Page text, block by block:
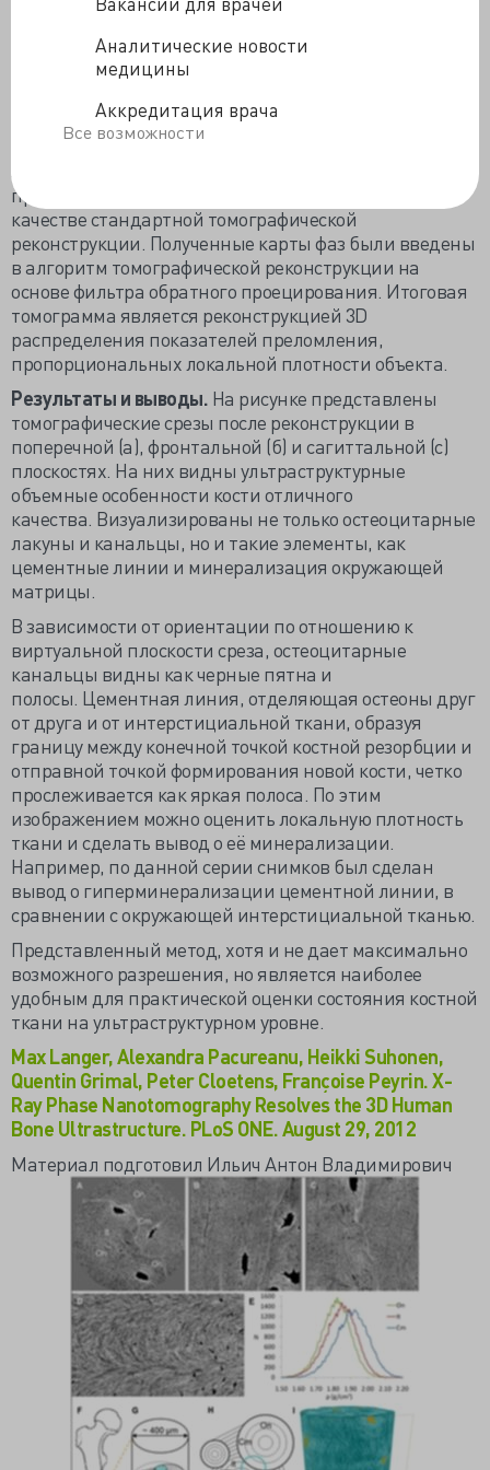
Аналитические новости
медицины
Аккредитация врача
Все возможности
томографического исследования образец
устанавливался на вращающуюся платформу.
Рентгеновский пучок монохроматировался и
фокусировался с помощью рентгеновской зеркальной
оптики в пятно размером 50 × 50 нм
Серия томографических сканирований была
записана в четырех позициях. Изображения не
пригодны для непосредственного использования в
качестве стандартной томографической
реконструкции. Полученные карты фаз были введены
в алгоритм томографической реконструкции на
основе фильтра обратного проецирования. Итоговая
томограмма является реконструкцией 3D
распределения показателей преломления,
пропорциональных локальной плотности объекта.
Результаты и выводы. На рисунке представлены
томографические срезы после реконструкции в
поперечной (а), фронтальной (б) и сагиттальной (с)
плоскостях. На них видны ультраструктурные
объемные особенности кости отличного
качества. Визуализированы не только остеоцитарные
лакуны и канальцы, но и такие элементы, как
цементные линии и минерализация окружающей
матрицы.
В зависимости от ориентации по отношению к
виртуальной плоскости среза, остеоцитарные
канальцы видны как черные пятна и
полосы. Цементная линия, отделяющая остеоны друг
от друга и от интерстициальной ткани, образуя
границу между конечной точкой костной резорбции и
отправной точкой формирования новой кости, четко
прослеживается как яркая полоса. По этим
изображением можно оценить локальную плотность
ткани и сделать вывод о её минерализации.
Например, по данной серии снимков был сделан
вывод о гиперминерализации цементной линии, в
сравнении с окружающей интерстициальной тканью.
Представленный метод, хотя и не дает максимально
возможного разрешения, но является наиболее
удобным для практической оценки состояния костной
ткани на ультраструктурном уровне.
Max Langer, Alexandra Pacureanu, Heikki Suhonen,
Quentin Grimal, Peter Cloetens, Françoise Peyrin. X-
Ray Phase Nanotomography Resolves the 3D Human
Bone Ultrastructure. PLoS ONE. August 29, 2012
Материал подготовил Ильич Антон Владимирович